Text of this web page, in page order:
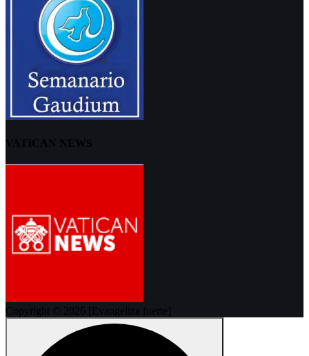
VATICAN NEWS
Copyright © 2026 [Evangeliza fuerte]